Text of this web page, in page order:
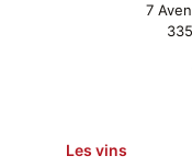
7
Les vins